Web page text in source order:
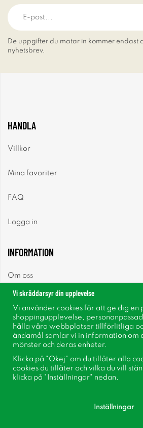
De uppgifter du matar in kommer endast
nyhetsbrev.
HANDLA
Villkor
Mina favoriter
FAQ
Logga in
INFORMATION
Om oss
Nyhetsbrev
Om cookies
Inspiration
Vi skräddarsyr din upplevelse
Vi använder cookies för att ge dig en
shoppingupplevelse,
hålla våra webbplatser tillförlitliga
ändamål samlar vi in information om
mönster och deras enheter.
Klicka på "Okej" om du tillåter alla
cookies du tillåter och vilka du vill
klicka på "Inställningar" nedan.
Inställningar